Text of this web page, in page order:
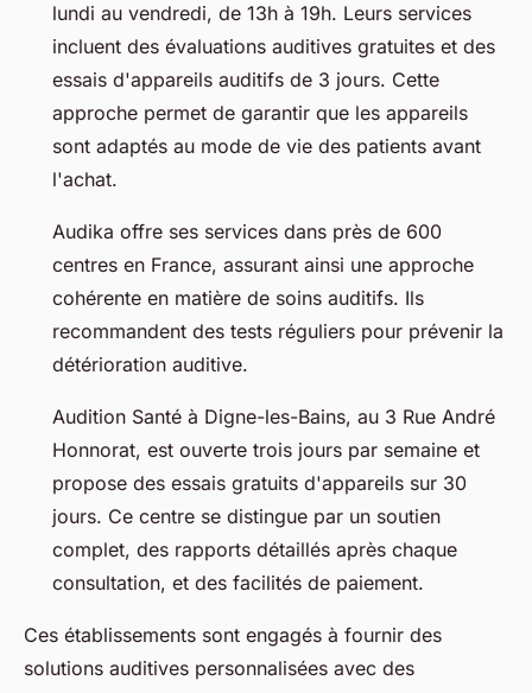
lundi au vendredi, de 13h à 19h. Leurs services
incluent des évaluations auditives gratuites et des
essais d'appareils auditifs de 3 jours. Cette
approche permet de garantir que les appareils
sont adaptés au mode de vie des patients avant
l'achat.
Audika offre ses services dans près de 600
centres en France, assurant ainsi une approche
cohérente en matière de soins auditifs. Ils
recommandent des tests réguliers pour prévenir la
détérioration auditive.
Audition Santé à Digne-les-Bains, au 3 Rue André
Honnorat, est ouverte trois jours par semaine et
propose des essais gratuits d'appareils sur 30
jours. Ce centre se distingue par un soutien
complet, des rapports détaillés après chaque
consultation, et des facilités de paiement.
Ces établissements sont engagés à fournir des
solutions auditives personnalisées avec des